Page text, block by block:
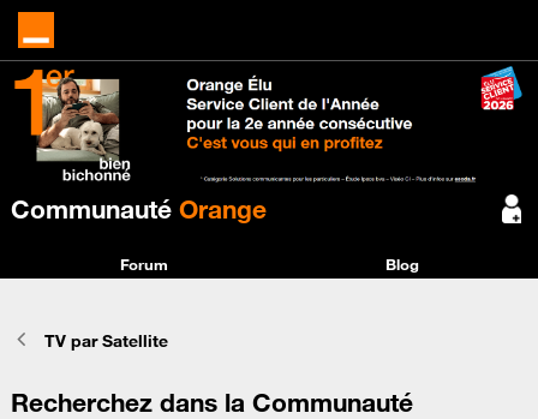
Communauté Orange
Forum Blog
TV par Satellite
Recherchez dans la Communauté